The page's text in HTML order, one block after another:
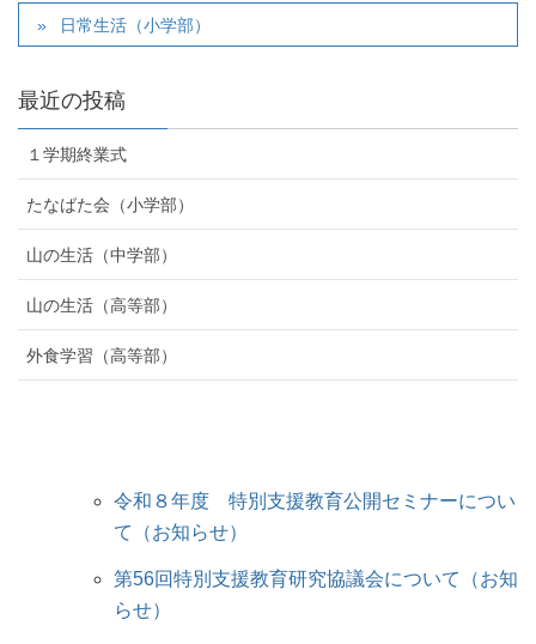
日常生活（小学部）
最近の投稿
１学期終業式
たなばた会（小学部）
山の生活（中学部）
山の生活（高等部）
外食学習（高等部）
令和８年度 特別支援教育公開セミナーについ
て（お知らせ）
第56回特別支援教育研究協議会について（お知
らせ）